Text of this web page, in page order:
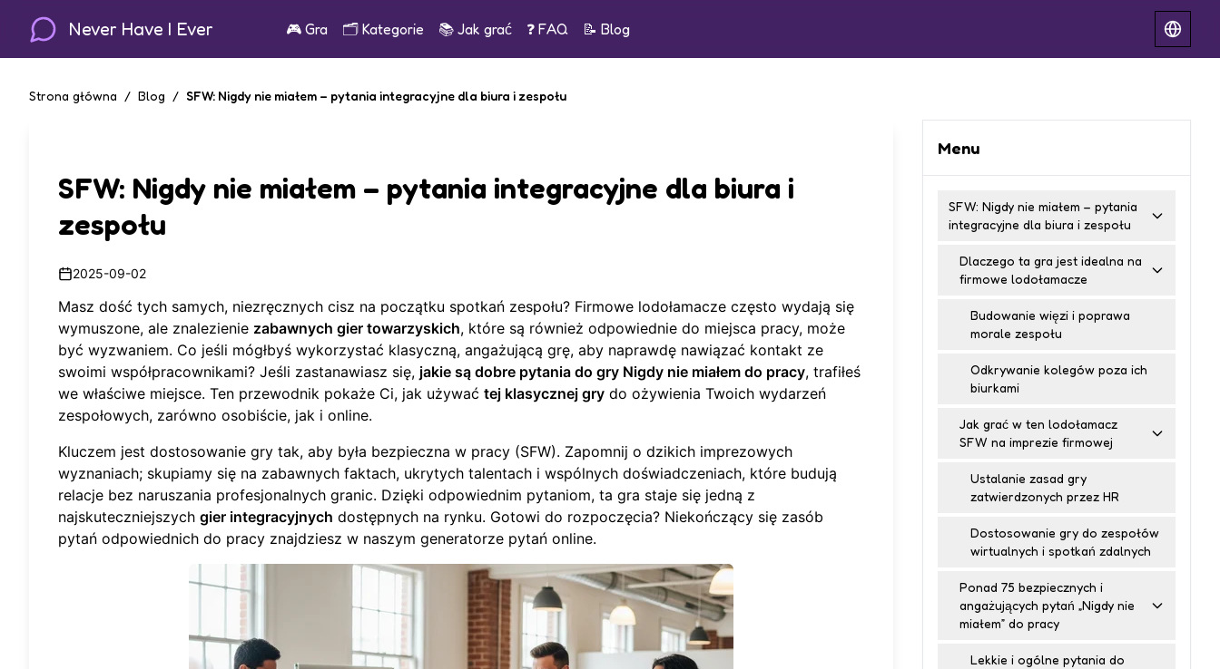
Never Have I Ever 🎮 Gra 🗂️ Kategorie 📚 Jak grać ❓ FAQ 📝 Blog
Strona główna / Blog / SFW: Nigdy nie miałem – pytania integracyjne dla biura i zespołu
SFW: Nigdy nie miałem – pytania integracyjne dla biura i
zespołu
2025-09-02
Masz dość tych samych, niezręcznych cisz na początku spotkań zespołu? Firmowe lodołamacze często wydają się
wymuszone, ale znalezienie zabawnych gier towarzyskich, które są również odpowiednie do miejsca pracy, może
być wyzwaniem. Co jeśli mógłbyś wykorzystać klasyczną, angażującą grę, aby naprawdę nawiązać kontakt ze
swoimi współpracownikami? Jeśli zastanawiasz się, jakie są dobre pytania do gry Nigdy nie miałem do pracy, trafiłeś
we właściwe miejsce. Ten przewodnik pokaże Ci, jak używać tej klasycznej gry do ożywienia Twoich wydarzeń
zespołowych, zarówno osobiście, jak i online.
Kluczem jest dostosowanie gry tak, aby była bezpieczna w pracy (SFW). Zapomnij o dzikich imprezowych
wyznaniach; skupiamy się na zabawnych faktach, ukrytych talentach i wspólnych doświadczeniach, które budują
relacje bez naruszania profesjonalnych granic. Dzięki odpowiednim pytaniom, ta gra staje się jedną z
najskuteczniejszych gier integracyjnych dostępnych na rynku. Gotowi do rozpoczęcia? Niekończący się zasób
pytań odpowiednich do pracy znajdziesz w naszym generatorze pytań online.
Menu
SFW: Nigdy nie miałem – pytania
integracyjne dla biura i zespołu
Dlaczego ta gra jest idealna na
firmowe lodołamacze
Budowanie więzi i poprawa
morale zespołu
Odkrywanie kolegów poza ich
biurkami
Jak grać w ten lodołamacz
SFW na imprezie firmowej
Ustalanie zasad gry
zatwierdzonych przez HR
Dostosowanie gry do zespołów
wirtualnych i spotkań zdalnych
Ponad 75 bezpiecznych i
angażujących pytań „Nigdy nie
miałem” do pracy
Lekkie i ogólne pytania do